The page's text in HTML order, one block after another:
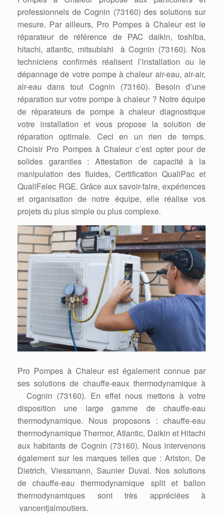
professionnels de Cognin (73160) des solutions sur
mesure. Par ailleurs, Pro Pompes à Chaleur est le
réparateur de référence de PAC daikin, toshiba,
hitachi, atlantic, mitsubishi à Cognin (73160). Nos
techniciens confirmés réalisent l’installation ou le
dépannage de votre pompe à chaleur air-eau, air-air,
air-eau dans tout Cognin (73160). Besoin d’une
réparation sur votre pompe à chaleur ? Notre équipe
de réparateurs de pompe à chaleur diagnostique
votre installation et vous propose la solution de
réparation optimale. Ceci en un rien de temps.
Choisir Pro Pompes à Chaleur c’est opter pour de
solides garanties : Attestation de capacité à la
manipulation des fluides, Certification QualiPac et
QualiFelec RGE. Grâce aux savoir-faire, expériences
et organisation de notre équipe, elle réalise vos
projets du plus simple ou plus complexe.
Pro Pompes à Chaleur est également connue par
ses solutions de chauffe-eaux thermodynamique à
Cognin (73160). En effet nous mettons à votre
disposition une large gamme de chauffe-eau
thermodynamique. Nous proposons : chauffe-eau
thermodynamique Thermor, Atlantic, Daikin et Hitachi
aux habitants de Cognin (73160). Nous intervenons
également sur les marques telles que : Ariston, De
Dietrich, Viessmann, Saunier Duval. Nos solutions
de chauffe-eau thermodynamique split et ballon
thermodynamiques sont très appréciées à
vancentjalmoutiers.